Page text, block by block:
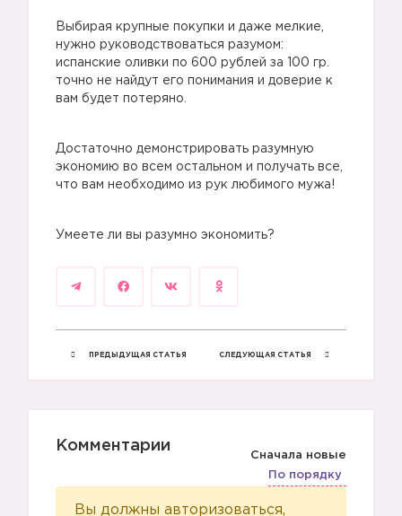
Выбирая крупные покупки и даже мелкие,
нужно руководствоваться разумом:
испанские оливки по 600 рублей за 100 гр.
точно не найдут его понимания и доверие к
вам будет потеряно.
Достаточно демонстрировать разумную
экономию во всем остальном и получать все,
что вам необходимо из рук любимого мужа!
Умеете ли вы разумно экономить?
ПРЕДЫДУЩАЯ СТАТЬЯ СЛЕДУЮЩАЯ СТАТЬЯ
Комментарии
Сначала новые
По порядку
Вы должны авторизоваться,